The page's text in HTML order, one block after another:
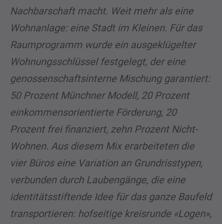
Nachbarschaft macht. Weit mehr als eine
Wohnanlage: eine Stadt im Kleinen. Für das
Raumprogramm wurde ein ausgeklügelter
Wohnungsschlüssel festgelegt, der eine
genossenschaftsinterne Mischung garantiert:
50 Prozent Münchner Modell, 20 Prozent
einkommensorientierte Förderung, 20
Prozent frei finanziert, zehn Prozent Nicht-
Wohnen. Aus diesem Mix erarbeiteten die
vier Büros eine Variation an Grundrisstypen,
verbunden durch Laubengänge, die eine
identitätsstiftende Idee für das ganze Baufeld
transportieren: hofseitige kreisrunde «Logen»,